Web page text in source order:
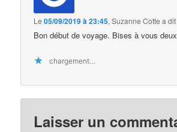
Le05/09/2019 à 23:45,Suzanne Cotte a
Bon début de voyage. Bises à vous
chargement…
Laisser un